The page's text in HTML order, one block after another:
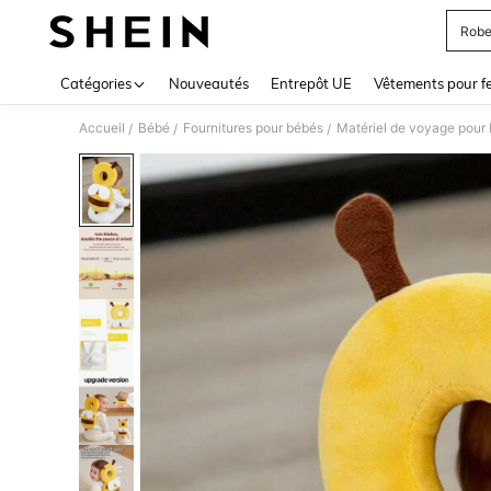
Catégories Nouveautés Entrepôt UE Vêtements pour
Accueil / Bébé / Fournitures pour bébés / Matériel de voyage pour